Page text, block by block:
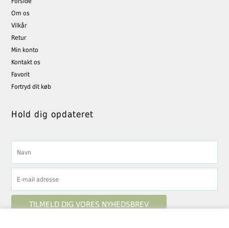
Om os
Vilkår
Retur
Min konto
Kontakt os
Favorit
Fortryd dit køb
Hold dig opdateret